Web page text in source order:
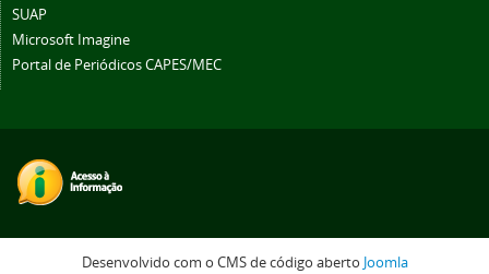
SUAP
Microsoft Imagine
Portal de Periódicos CAPES/MEC
Desenvolvido com o CMS de código aberto Joomla